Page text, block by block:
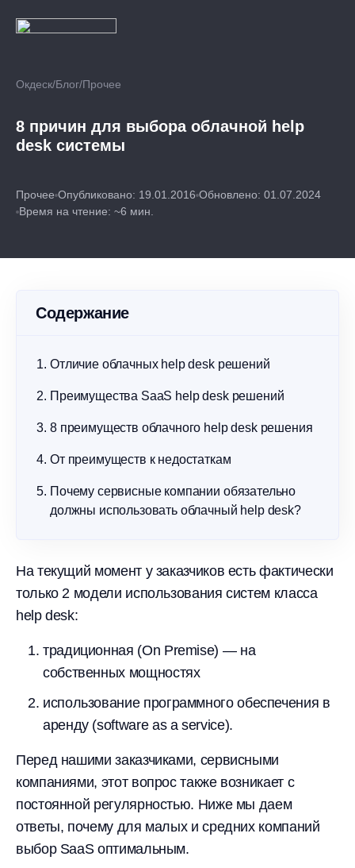
Окдеск/Блог/Прочее
8 причин для выбора облачной help
desk системы
Прочее Опубликовано: 19.01.2016 Обновлено: 01.07.2024
Время на чтение: ~6 мин.
Содержание
Отличие облачных help desk решений
Преимущества SaaS help desk решений
8 преимуществ облачного help desk решения
От преимуществ к недостаткам
Почему сервисные компании обязательно
должны использовать облачный help desk?
На текущий момент у заказчиков есть фактически
только 2 модели использования систем класса
help desk:
традиционная (On Premise) — на
собственных мощностях
использование программного обеспечения в
аренду (software as a service).
Перед нашими заказчиками, сервисными
компаниями, этот вопрос также возникает с
постоянной регулярностью. Ниже мы даем
ответы, почему для малых и средних компаний
выбор SaaS оптимальным.